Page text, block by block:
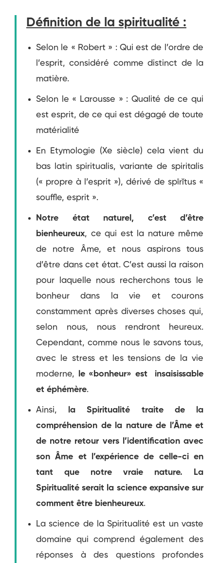
Définition de la spiritualité :
Selon le « Robert » : Qui est de l’ordre de
l’esprit, considéré comme distinct de la
matière.
Selon le « Larousse » : Qualité de ce qui
est esprit, de ce qui est dégagé de toute
matérialité
En Etymologie (Xe siècle) cela vient du
bas latin spiritualis, variante de spiritalis
(« propre à l’esprit »), dérivé de spīrĭtus «
souffle, esprit ».
Notre état naturel, c’est d’être
bienheureux, ce qui est la nature même
de notre Âme, et nous aspirons tous
d’être dans cet état. C’est aussi la raison
pour laquelle nous recherchons tous le
bonheur dans la vie et courons
constamment après diverses choses qui,
selon nous, nous rendront heureux.
Cependant, comme nous le savons tous,
avec le stress et les tensions de la vie
moderne, le «bonheur» est insaisissable
et éphémère.
Ainsi,
la Spiritualité traite de la
compréhension de la nature de l’Âme et
de notre retour vers l’identification avec
son Âme et l’expérience de celle-ci en
tant que notre vraie nature. La
Spiritualité serait la science expansive sur
comment être bienheureux.
La science de la Spiritualité est un vaste
domaine qui comprend également des
réponses à des questions profondes